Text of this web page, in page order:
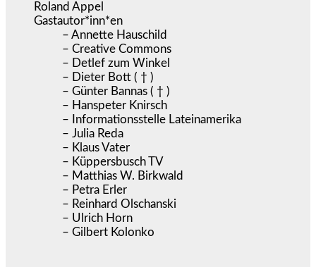
Roland Appel
Gastautor*inn*en
– Annette Hauschild
– Creative Commons
– Detlef zum Winkel
– Dieter Bott ( † )
– Günter Bannas ( † )
– Hanspeter Knirsch
– Informationsstelle Lateinamerika
– Julia Reda
– Klaus Vater
– Küppersbusch TV
– Matthias W. Birkwald
– Petra Erler
– Reinhard Olschanski
– Ulrich Horn
– Gilbert Kolonko